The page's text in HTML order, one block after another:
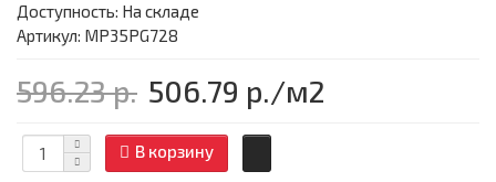
Доступность: На складе
Артикул: MP35PG728
596.23 р. 506.79 р./м2
В корзину